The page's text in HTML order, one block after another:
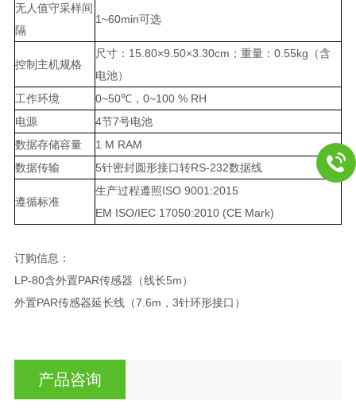
无人值守采样间
隔
1~60min可选
控制主机规格
尺寸：15.80×9.50×3.30cm；重量：0.55kg（含
电池）
工作环境
0~50℃，0~100 % RH
电源
4节7号电池
数据存储容量
1 M RAM
数据传输
5针密封圆形接口转RS-232数据线
遵循标准
生产过程遵照ISO 9001:2015
EM ISO/IEC 17050:2010 (CE Mark)
订购信息：
LP-80含外置PAR传感器（线长5m）
外置PAR传感器延长线（7.6m，3针环形接口）
产品咨询